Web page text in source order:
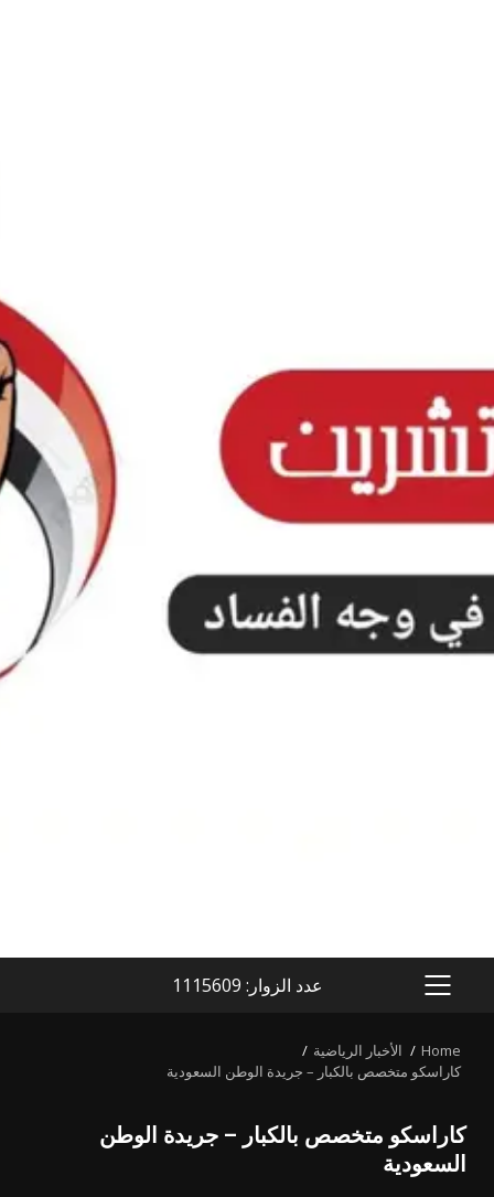
PRIMARY
عدد الزوار: 1115609
Home
الأخبار الرياضية
كاراسكو متخصص بالكبار – جريدة الوطن السعودية
كاراسكو متخصص بالكبار – جريدة الوطن
السعودية